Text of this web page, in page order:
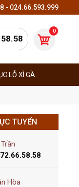
0
LỖ XÌ GÀ
TUYẾN
Hòa
- 024.66.593.999